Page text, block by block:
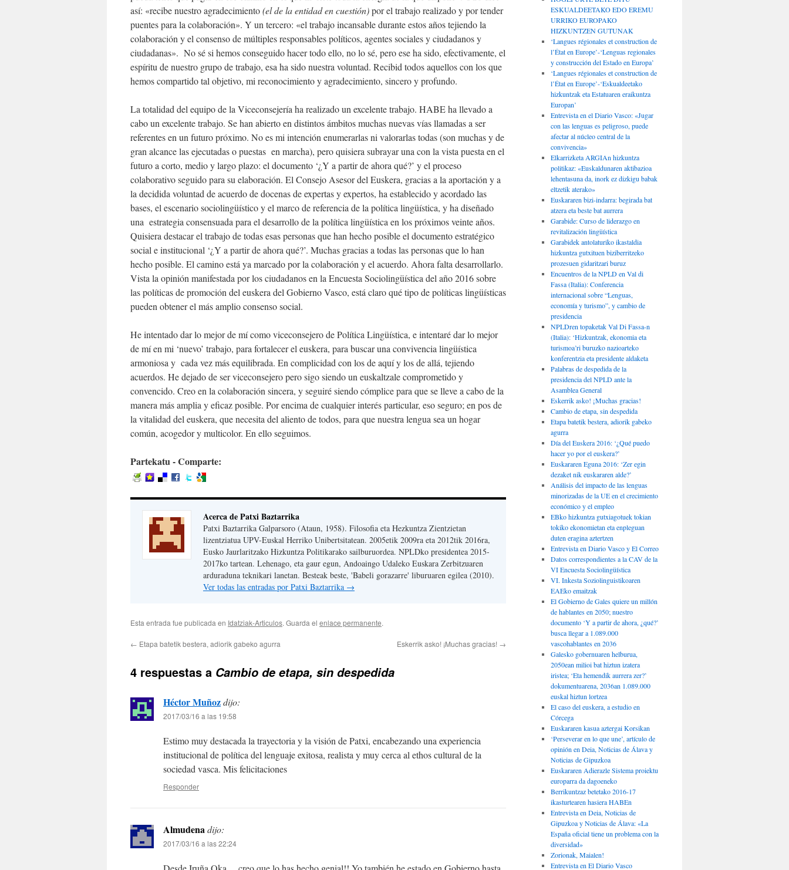
así: «recibe nuestro agradecimiento(el de la entidad en cuestión)por el trabajo realizado y por tender
puentes para la colaboración». Y un tercero: «el trabajo incansable durante estos años tejiendo la
colaboración y el consenso de múltiples responsables políticos, agentes sociales y ciudadanos y
ciudadanas». No sé si hemos conseguido hacer todo ello, no lo sé, pero ese ha sido, efectivamente, el
espíritu de nuestro grupo de trabajo, esa ha sido nuestra voluntad. Recibid todos aquellos con los que
hemos compartido tal objetivo, mi reconocimiento y agradecimiento, sincero y profundo.
La totalidad del equipo de la Viceconsejería ha realizado un excelente trabajo. HABE ha llevado a
cabo un excelente trabajo. Se han abierto en distintos ámbitos muchas nuevas vías llamadas a ser
referentes en un futuro próximo. No es mi intención enumerarlas ni valorarlas todas (son muchas y de
gran alcance las ejecutadas o puestas en marcha), pero quisiera subrayar una con la vista puesta en el
futuro a corto, medio y largo plazo: el documento ‘¿Y a partir de ahora qué?’ y el proceso
colaborativo seguido para su elaboración. El Consejo Asesor del Euskera, gracias a la aportación y a
la decidida voluntad de acuerdo de docenas de expertas y expertos, ha establecido y acordado las
bases, el escenario sociolingüístico y el marco de referencia de la política lingüística, y ha diseñado
una estrategia consensuada para el desarrollo de la política lingüística en los próximos veinte años.
Quisiera destacar el trabajo de todas esas personas que han hecho posible el documento estratégico
social e institucional ‘¿Y a partir de ahora qué?’. Muchas gracias a todas las personas que lo han
hecho posible. El camino está ya marcado por la colaboración y el acuerdo. Ahora falta desarrollarlo.
Vista la opinión manifestada por los ciudadanos en la Encuesta Sociolingüística del año 2016 sobre
las políticas de promoción del euskera del Gobierno Vasco, está claro qué tipo de políticas lingüísticas
pueden obtener el más amplio consenso social.
He intentado dar lo mejor de mí como viceconsejero de Política Lingüística, e intentaré dar lo mejor
de mí en mi ‘nuevo’ trabajo, para fortalecer el euskera, para buscar una convivencia lingüística
armoniosa y cada vez más equilibrada. En complicidad con los de aquí y los de allá, tejiendo
acuerdos. He dejado de ser viceconsejero pero sigo siendo un euskaltzale comprometido y
convencido. Creo en la colaboración sincera, y seguiré siendo cómplice para que se lleve a cabo de la
manera más amplia y eficaz posible. Por encima de cualquier interés particular, eso seguro; en pos de
la vitalidad del euskera, que necesita del aliento de todos, para que nuestra lengua sea un hogar
común, acogedor y multicolor. En ello seguimos.
Partekatu - Comparte:
Acerca de Patxi Baztarrika
Patxi Baztarrika Galparsoro (Ataun, 1958). Filosofia eta Hezkuntza Zientzietan
lizentziatua UPV-Euskal Herriko Unibertsitatean. 2005etik 2009ra eta 2012tik 2016ra,
Eusko Jaurlaritzako Hizkuntza Politikarako sailburuordea. NPLDko presidentea 2015-
2017ko tartean. Lehenago, eta gaur egun, Andoaingo Udaleko Euskara Zerbitzuaren
arduraduna teknikari lanetan. Besteak beste, 'Babeli gorazarre' liburuaren egilea (2010).
Ver todas las entradas por Patxi Baztarrika →
Esta entrada fue publicada en Idatziak-Articulos. Guarda el enlace permanente.
← Etapa batetik bestera, adiorik gabeko agurra Eskerrik asko! ¡Muchas gracias! →
4 respuestas a Cambio de etapa, sin despedida
Héctor Muñozdijo:
2017/03/16 a las 19:58
Estimo muy destacada la trayectoria y la visión de Patxi, encabezando una experiencia
institucional de política del lenguaje exitosa, realista y muy cerca al ethos cultural de la
sociedad vasca. Mis felicitaciones
Responder
Almudenadijo:
2017/03/16 a las 22:24
ESKUALDEETAKO EDO EREMU
URRIKO EUROPAKO
HIZKUNTZEN GUTUNAK
‘Langues régionales et construction de
l’État en Europe’-‘Lenguas regionales
y construcción del Estado en Europa’
‘Langues régionales et construction de
l’État en Europe’-‘Eskualdeetako
hizkuntzak eta Estatuaren eraikuntza
Europan’
Entrevista en el Diario Vasco: «Jugar
con las lenguas es peligroso, puede
afectar al núcleo central de la
convivencia»
Elkarrizketa ARGIAn hizkuntza
politikaz: «Euskaldunaren aktibazioa
lehentasuna da, inork ez dizkigu babak
eltzetik aterako»
Euskararen bizi-indarra: begirada bat
atzera eta beste bat aurrera
Garabide: Curso de liderazgo en
revitalización lingüística
Garabidek antolaturiko ikastaldia
hizkuntza gutxituen biziberritzeko
prozesuen gidaritzari buruz
Encuentros de la NPLD en Val di
Fassa (Italia): Conferencia
internacional sobre “Lenguas,
economía y turismo”, y cambio de
presidencia
NPLDren topaketak Val Di Fassa-n
(Italia): ‘Hizkuntzak, ekonomia eta
turismoa’ri buruzko nazioarteko
konferentzia eta presidente aldaketa
Palabras de despedida de la
presidencia del NPLD ante la
Asamblea General
Eskerrik asko! ¡Muchas gracias!
Cambio de etapa, sin despedida
Etapa batetik bestera, adiorik gabeko
agurra
Día del Euskera 2016: ‘¿Qué puedo
hacer yo por el euskera?’
Euskararen Eguna 2016: ‘Zer egin
dezaket nik euskararen alde?’
Análisis del impacto de las lenguas
minorizadas de la UE en el crecimiento
económico y el empleo
EBko hizkuntza gutxiagotuek tokian
tokiko ekonomietan eta enpleguan
duten eragina aztertzen
Entrevista en Diario Vasco y El Correo
Datos correspondientes a la CAV de la
VI Encuesta Sociolingüística
VI. Inkesta Soziolinguistikoaren
EAEko emaitzak
El Gobierno de Gales quiere un millón
de hablantes en 2050; nuestro
documento ‘Y a partir de ahora, ¿qué?’
busca llegar a 1.089.000
vascohablantes en 2036
Galesko gobernuaren helburua,
2050ean milioi bat hiztun izatera
iristea; ‘Eta hemendik aurrera zer?’
dokumentuarena, 2036an 1.089.000
euskal hiztun lortzea
El caso del euskera, a estudio en
Córcega
Euskararen kasua aztergai Korsikan
‘Perseverar en lo que une’, artículo de
opinión en Deia, Noticias de Álava y
Noticias de Gipuzkoa
Euskararen Adierazle Sistema proiektu
europarra da dagoeneko
Berrikuntzaz betetako 2016-17
ikasturtearen hasiera HABEn
Entrevista en Deia, Noticias de
Gipuzkoa y Noticias de Álava: «La
España oficial tiene un problema con la
diversidad»
Zorionak, Maialen!
Entrevista en El Diario Vasco